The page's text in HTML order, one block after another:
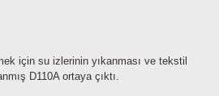
için su izlerinin yıkanması ve tekstil
D110A ortaya çıktı.